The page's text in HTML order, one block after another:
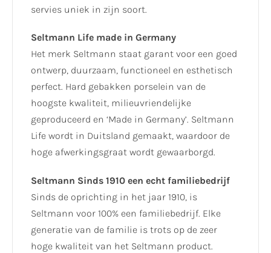
servies uniek in zijn soort.
Seltmann Life made in Germany
Het merk Seltmann staat garant voor een goed
ontwerp, duurzaam, functioneel en esthetisch
perfect. Hard gebakken porselein van de
hoogste kwaliteit, milieuvriendelijke
geproduceerd en ‘Made in Germany’. Seltmann
Life wordt in Duitsland gemaakt, waardoor de
hoge afwerkingsgraat wordt gewaarborgd.
Seltmann Sinds 1910 een echt familiebedrijf
Sinds de oprichting in het jaar 1910, is
Seltmann voor 100% een familiebedrijf. Elke
generatie van de familie is trots op de zeer
hoge kwaliteit van het Seltmann product.